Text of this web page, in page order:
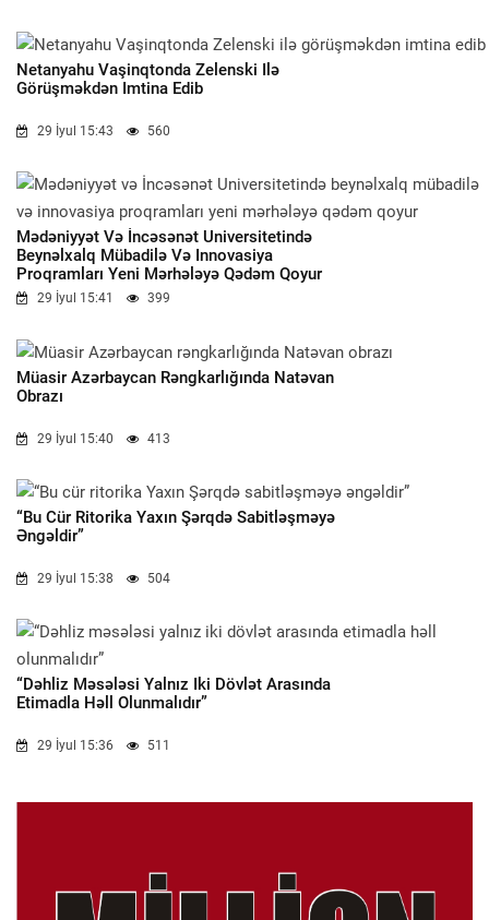
Netanyahu Vaşinqtonda Zelenski Ilə
Görüşməkdən Imtina Edib
29 İyul 15:43 560
Mədəniyyət Və İncəsənət Universitetində
Beynəlxalq Mübadilə Və Innovasiya
Proqramları Yeni Mərhələyə Qədəm Qoyur
29 İyul 15:41 399
Müasir Azərbaycan Rəngkarlığında Natəvan
Obrazı
29 İyul 15:40 413
“Bu Cür Ritorika Yaxın Şərqdə Sabitləşməyə
Əngəldir”
29 İyul 15:38 504
“Dəhliz Məsələsi Yalnız Iki Dövlət Arasında
Etimadla Həll Olunmalıdır”
29 İyul 15:36 511